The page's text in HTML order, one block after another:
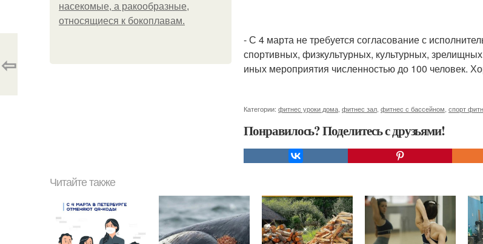
насекомые, а ракообразные,
относящиеся к бокоплавам.
- С 4 марта не требуется согласование с
спортивных, физкультурных, культурных,
иных мероприятия численностью до 100 человек.
Категории: фитнес уроки дома фитнес зал фитнес с бассейном спорт
Понравилось? Поделитесь с друзьями!
⇦
Читайте также